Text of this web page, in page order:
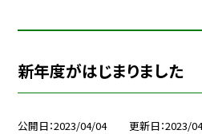
新年度がはじまりました
公開日 2023/04/04 更新日 2023/